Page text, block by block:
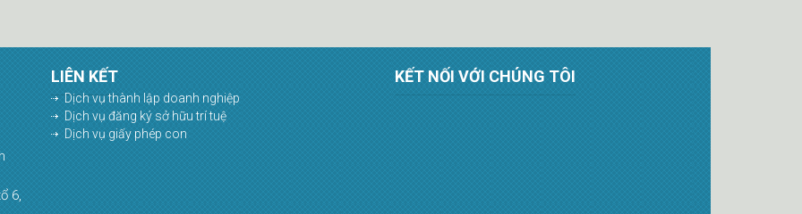
6,
LIÊN KẾT
Dịch vụ thành lập doanh nghiệp
Dịch vụ đăng ký sở hữu trí tuệ
Dịch vụ giấy phép con
KẾT NỐI VỚI CHÚNG TÔI